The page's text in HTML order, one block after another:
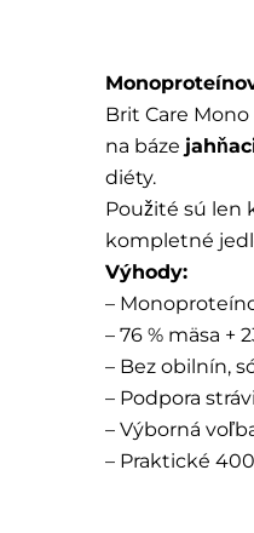
Brit Care
na báze
diéty.
Použité sú len
kompletné
Výhody:
–
– 76 % mäsa +
– Bez obilnín,
– Podpora
– Výborná
– Praktické